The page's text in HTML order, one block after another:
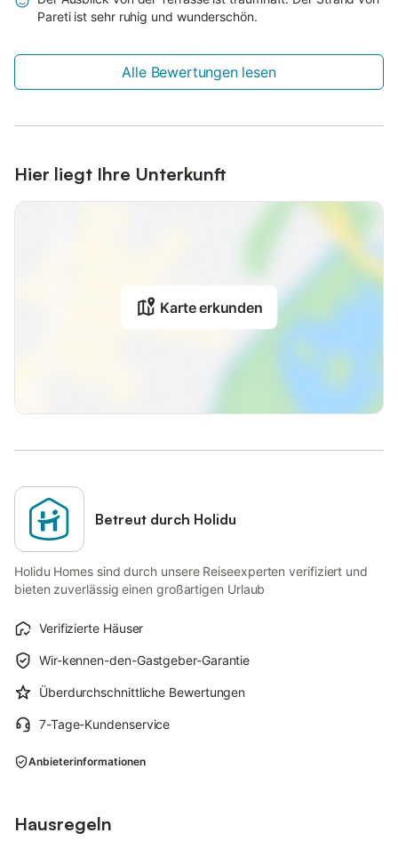
Pareti ist sehr ruhig und wunderschön.
Alle Bewertungen lesen
Hier liegt Ihre Unterkunft
Karte erkunden
Betreut durch Holidu
Holidu Homes sind durch unsere Reiseexperten verifiziert und
bieten zuverlässig einen großartigen Urlaub
Verifizierte Häuser
Wir-kennen-den-Gastgeber-Garantie
Überdurchschnittliche Bewertungen
7-Tage-Kundenservice
Anbieterinformationen
Hausregeln